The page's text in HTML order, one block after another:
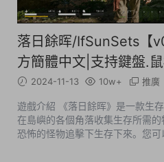
落日餘晖/IfSunSets【
方簡體中文|支持鍵盤.鼠
2024-11-13 10w+ 推廣
遊戲介紹 《落日餘晖》是一款生
在島嶼的各個角落收集生存所需
恐怖的怪物追擊下生存下來。您